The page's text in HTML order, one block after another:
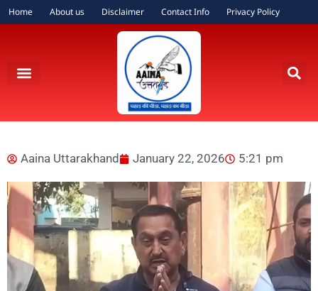
Home About us Disclaimer Contact Info Privacy Policy
Aaina Uttarakhand January 22, 2026 5:21 pm